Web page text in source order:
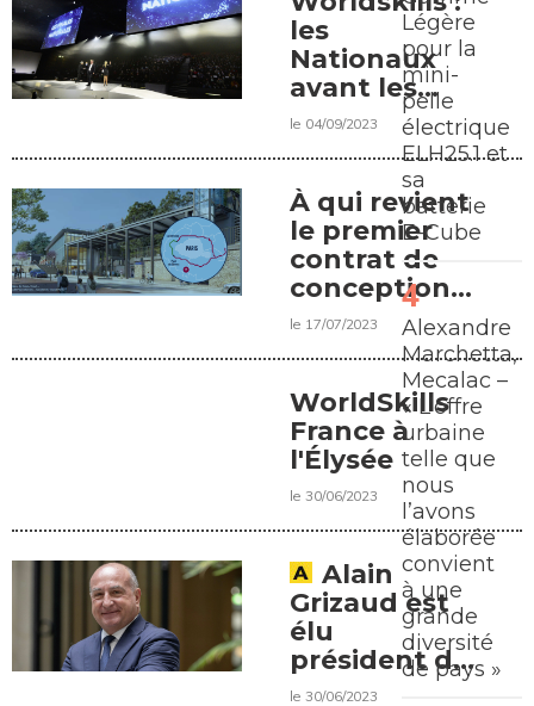
les
Nationaux
avant les
Mondes
le 04/09/2023
À qui revient
le premier
contrat de
conception-
réalisation
du Grand
le 17/07/2023
WorldSkills
France à
l'Élysée
le 30/06/2023
Alain
Grizaud est
élu
président de
la FNTP
le 30/06/2023
Légère
pour la
mini-
pelle
électrique
ELH25.1 et
sa
batterie
E-Cube
Alexandre
Marchetta,
Mecalac –
« L’offre
urbaine
telle que
nous
l’avons
élaborée
convient
à une
grande
diversité
de pays »